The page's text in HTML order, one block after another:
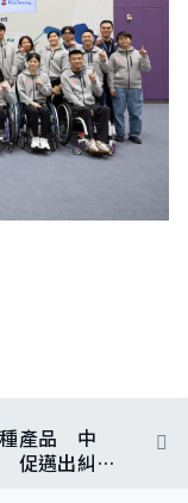
種產品 中
促邁出糾錯